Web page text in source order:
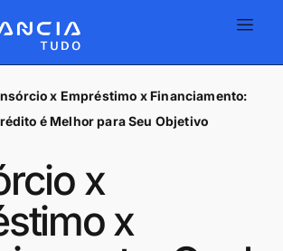
x Empréstimo x Financiamento:
é Melhor para Seu Objetivo
x
x